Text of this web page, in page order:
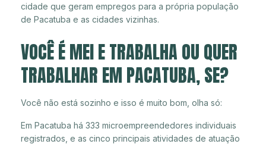
cidade que geram empregos para a própria população
de Pacatuba e as cidades vizinhas.
VOCÊ É MEI E TRABALHA OU QUER
TRABALHAR EM PACATUBA, SE?
Você não está sozinho e isso é muito bom, olha só:
Em Pacatuba há 333 microempreendedores individuais
registrados, e as cinco principais atividades de atuação